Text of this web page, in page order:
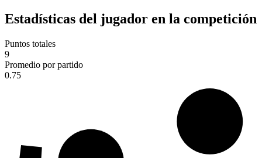
Estadísticas del jugador en la competición
Puntos totales
9
Promedio por partido
0.75